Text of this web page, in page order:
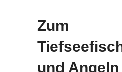
Zum
und Angeln